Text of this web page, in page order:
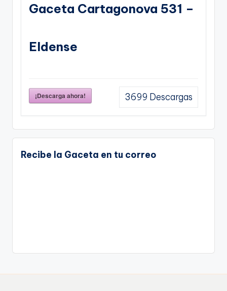
Gaceta Cartagonova 531 –
Eldense
¡Descarga ahora! 3699 Descargas
Recibe la Gaceta en tu correo